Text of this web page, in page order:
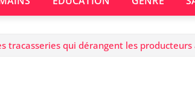
tracasseries qui dérangent les